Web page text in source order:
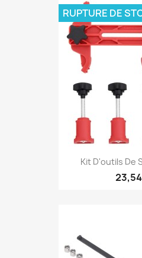
Kit D'outils De
RUPTURE DE